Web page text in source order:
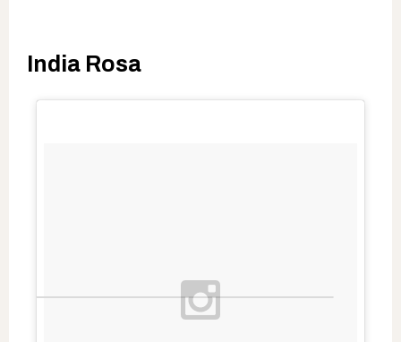
India Rosa